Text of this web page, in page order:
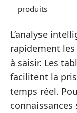
produits
L’analyse
rapidement
à saisir. Les
facilitent la
temps réel.